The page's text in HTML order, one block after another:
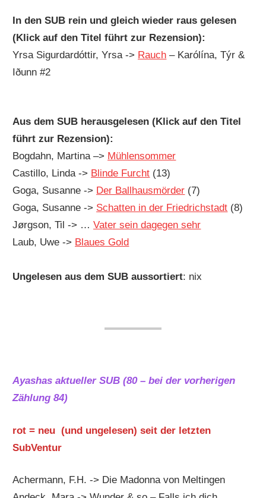
In den SUB rein und gleich wieder raus gelesen
(Klick auf den Titel führt zur Rezension):
Yrsa Sigurdardóttir, Yrsa -> Rauch – Karólína, Týr &
Iðunn #2
Aus dem SUB herausgelesen (Klick auf den Titel
führt zur Rezension):
Bogdahn, Martina –> Mühlensommer
Castillo, Linda -> Blinde Furcht (13)
Goga, Susanne -> Der Ballhausmörder (7)
Goga, Susanne -> Schatten in der Friedrichstadt (8)
Jørgson, Til -> …Vater sein dagegen sehr
Laub, Uwe -> Blaues Gold
Ungelesen aus dem SUB aussortiert: nix
Ayashas aktueller SUB (80 – bei der vorherigen
Zählung 84)
rot = neu (und ungelesen) seit der letzten
SubVentur
Achermann, F.H. -> Die Madonna von Meltingen